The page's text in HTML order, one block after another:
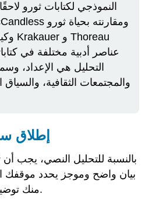
النموذجي لكتابات ثورو
عناصر أدبية مختلفة في
التحليل هي الإعداد،
والمجتمعات الثقافية،
إطلاق
بالنسبة للتحليل النصي، يجب
بيان واضح وموجز يحدد موقفك
منك توضيحه.